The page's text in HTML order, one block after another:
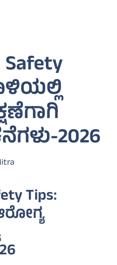
Safety
2026
Tips: